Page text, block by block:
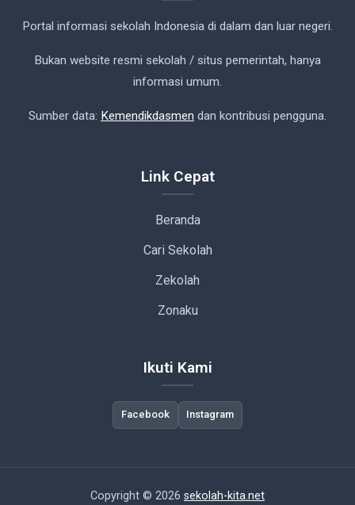
Portal informasi sekolah Indonesia di dalam dan luar negeri.
Bukan website resmi sekolah / situs pemerintah, hanya
informasi umum.
Sumber data: Kemendikdasmen dan kontribusi pengguna.
Link Cepat
Beranda
Cari Sekolah
Zekolah
Zonaku
Ikuti Kami
Facebook Instagram
Copyright © 2026 sekolah-kita.net